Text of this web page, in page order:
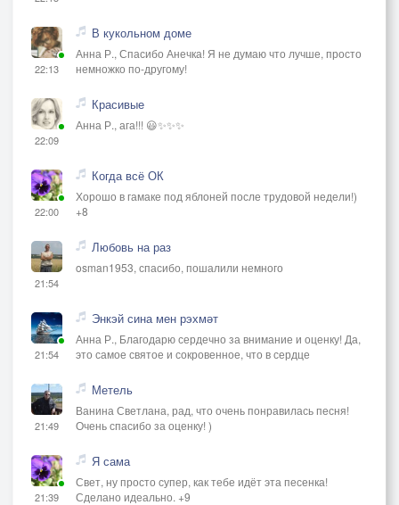
22:13
В кукольном доме
Анна Р., Спасибо Анечка! Я не думаю что лучше, просто
немножко по-другому!
22:09
Красивые
Анна Р., ага!!! 😃✨✨✨
22:00
Когда всё ОК
Хорошо в гамаке под яблоней после трудовой недели!)
+8
21:54
Любовь на раз
osman1953, спасибо, пошалили немного
21:54
Энкэй сина мен рэхмәт
Анна Р., Благодарю сердечно за внимание и оценку! Да,
это самое святое и сокровенное, что в сердце
21:49
Метель
Ванина Светлана, рад, что очень понравилась песня!
Очень спасибо за оценку! )
21:39
Я сама
Свет, ну просто супер, как тебе идёт эта песенка!
Сделано идеально. +9